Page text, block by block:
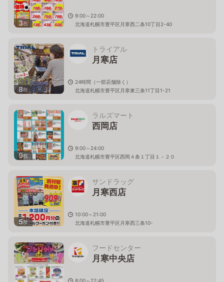
3枚
9:00～22:00
北海道札幌市豊平区月寒西二条10丁目2-40
8枚
トライアル
月寒店
24時間（一部店舗除く）
北海道札幌市豊平区月寒東三条11丁目1-21
9枚
ラルズマート
西岡店
9:00～24:00
北海道札幌市豊平区西岡４条１丁目１－２０
5枚
サンドラッグ
月寒西店
10:00～21:00
北海道札幌市豊平区月寒西三条10-
フードセンター
月寒中央店
8:00～22:45